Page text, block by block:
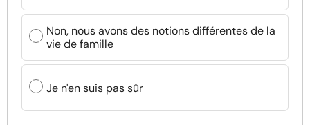
Non, nous avons des notions différentes de la
vie de famille
Je n'en suis pas sûr